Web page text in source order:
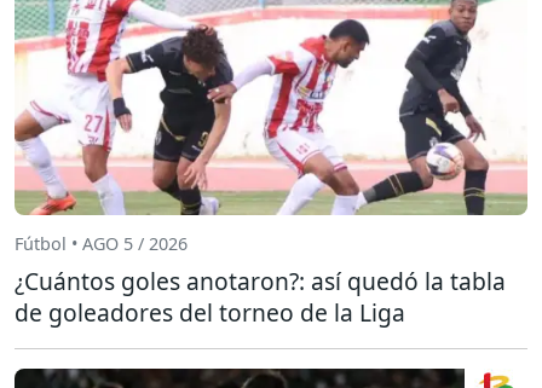
Fútbol • AGO 5 / 2026
¿Cuántos goles anotaron?: así quedó la tabla
de goleadores del torneo de la Liga